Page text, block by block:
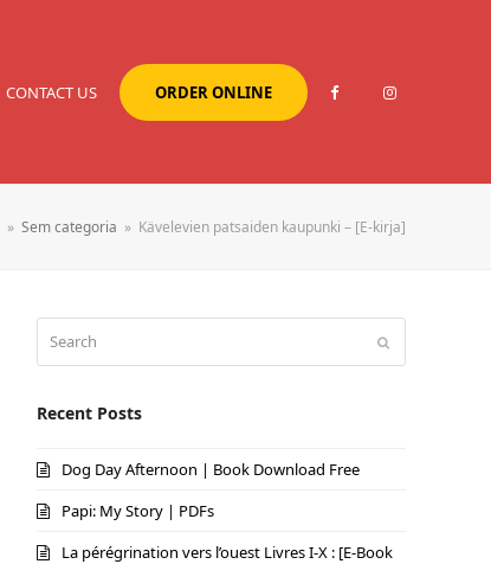
CONTACT US ORDER ONLINE
» Sem categoria » Kävelevien patsaiden kaupunki – [E-kirja]
Recent Posts
Dog Day Afternoon | Book Download Free
Papi: My Story | PDFs
La pérégrination vers l’ouest Livres I-X : [E-Book